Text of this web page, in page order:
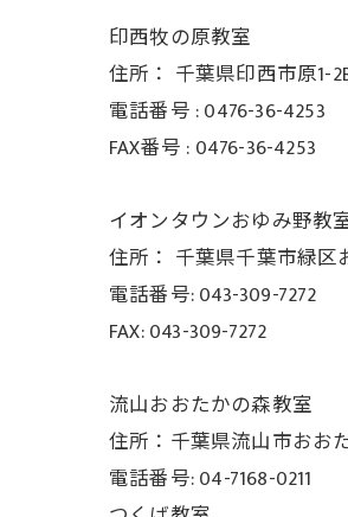
印西牧の原教室
住所： 千葉県印西市原1-
電話番号 :0476-36-4253
FAX番号 : 0476-36-4253
イオンタウンおゆみ野教
住所： 千葉県千葉市緑区
電話番号: 043-309-7272
FAX: 043-309-7272
流山おおたかの森教室
住所：千葉県流山市おお
電話番号: 04-7168-0211